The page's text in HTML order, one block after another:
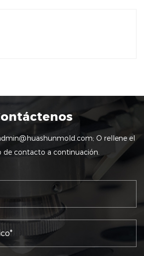
; O rellene el
de contacto a continuación.